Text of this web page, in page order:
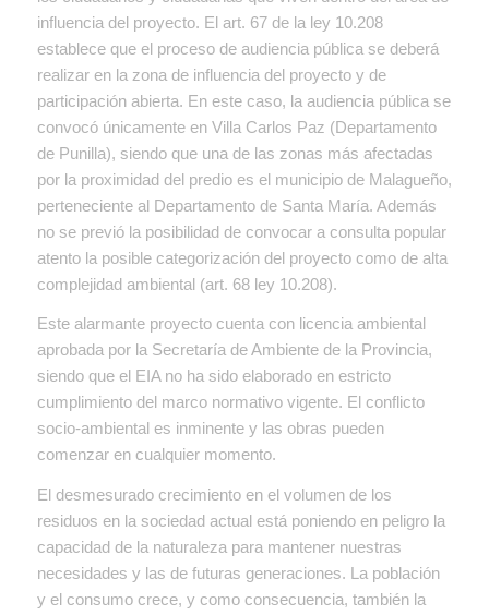
influencia del proyecto. El art. 67 de la ley 10.208
establece que el proceso de audiencia pública se deberá
realizar en la zona de influencia del proyecto y de
participación abierta. En este caso, la audiencia pública se
convocó únicamente en Villa Carlos Paz (Departamento
de Punilla), siendo que una de las zonas más afectadas
por la proximidad del predio es el municipio de Malagueño,
perteneciente al Departamento de Santa María. Además
no se previó la posibilidad de convocar a consulta popular
atento la posible categorización del proyecto como de alta
complejidad ambiental (art. 68 ley 10.208).
Este alarmante proyecto cuenta con licencia ambiental
aprobada por la Secretaría de Ambiente de la Provincia,
siendo que el EIA no ha sido elaborado en estricto
cumplimiento del marco normativo vigente. El conflicto
socio-ambiental es inminente y las obras pueden
comenzar en cualquier momento.
El desmesurado crecimiento en el volumen de los
residuos en la sociedad actual está poniendo en peligro la
capacidad de la naturaleza para mantener nuestras
necesidades y las de futuras generaciones. La población
y el consumo crece, y como consecuencia, también la